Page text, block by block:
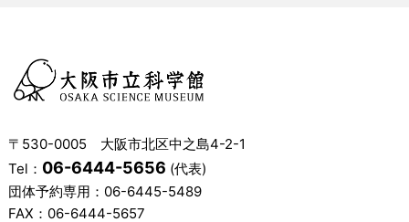
〒530-0005 大阪市北区中之島4-2-1
Tel： 06-6444-5656 (代表)
団体予約専用： 06-6445-5489
FAX：06-6444-5657